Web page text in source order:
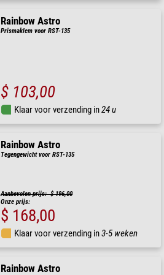
Rainbow Astro
Prismaklem voor RST-135
$ 103,00
Klaar voor verzending in24 u
Rainbow Astro
Tegengewicht voor RST-135
Aanbevolen prijs: $ 196,00
Onze prijs:
$ 168,00
Klaar voor verzending in3-5 weken
Rainbow Astro